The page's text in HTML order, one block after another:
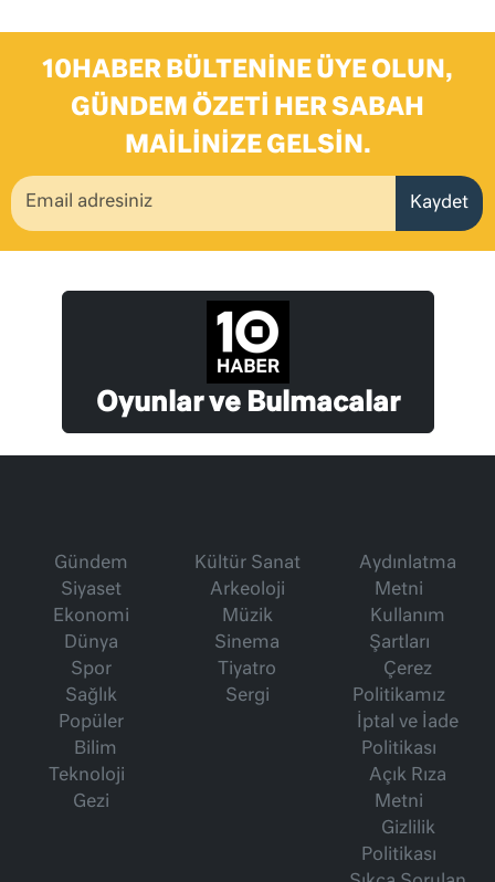
10HABER BÜLTENINE ÜYE OLUN,
GÜNDEM ÖZETI HER SABAH
MAILINIZE GELSIN.
Kaydet
Oyunlar ve Bulmacalar
Gündem
Siyaset
Ekonomi
Dünya
Spor
Sağlık
Popüler
Bilim
Teknoloji
Gezi
Kültür Sanat
Arkeoloji
Müzik
Sinema
Tiyatro
Sergi
Aydınlatma
Metni
Kullanım
Şartları
Çerez
Politikamız
İptal ve İade
Politikası
Açık Rıza
Metni
Gizlilik
Politikası